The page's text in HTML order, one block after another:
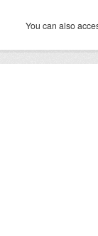
You can also